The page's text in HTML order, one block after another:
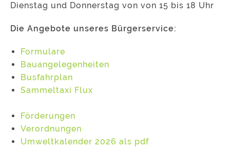
Dienstag und Donnerstag von von 15 bis 18 Uhr
Die Angebote unseres Bürgerservice:
Formulare
Bauangelegenheiten
Busfahrplan
Sammeltaxi Flux
Förderungen
Verordnungen
Umweltkalender 2026 als pdf